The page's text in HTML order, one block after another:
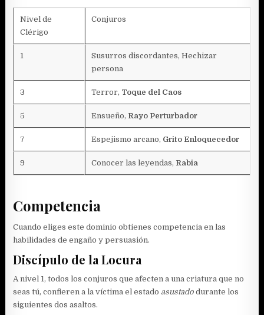
Nivel de
Clérigo
Conjuros
1
Susurros discordantes, Hechizar
persona
3 Terror, Toque del Caos
5 Ensueño, Rayo Perturbador
7 Espejismo arcano, Grito Enloquecedor
9 Conocer las leyendas, Rabia
Competencia
Cuando eliges este dominio obtienes competencia en las
habilidades de engaño y persuasión.
Discípulo de la Locura
A nivel 1, todos los conjuros que afecten a una criatura que no
seas tú, confieren a la víctima el estado asustado durante los
siguientes dos asaltos.